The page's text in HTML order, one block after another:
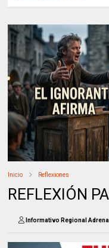
Inicio Reflexiones
REFLEXIÓN
Informativo Regional